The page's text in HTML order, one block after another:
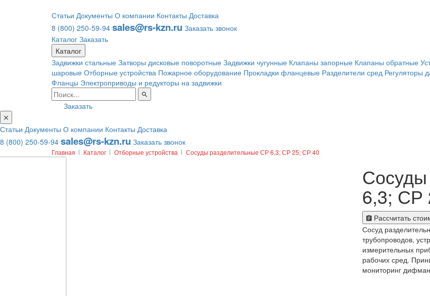
Статьи Документы О компании Контакты Доставка
8 (800) 250-59-94 sales@rs-kzn.ru Заказать звонок
Каталог Заказать
Каталог
Задвижки стальные Затворы дисковые поворотные Задвижки чугунные Клапаны запорные Клапаны обратные
шаровые Отборные устройства Пожарное оборудование Прокладки фланцевые Разделители сред Регуляторы
Фланцы Электроприводы и редукторы на задвижки
Заказать
Статьи Документы О компании Контакты Доставка
8 (800) 250-59-94 sales@rs-kzn.ru Заказать звонок
Главная Каталог Отборные устройства Сосуды разделительные СР 6,3; СР 25; СР 40
6,3; СР
Рассчитать
Сосуд
трубопроводов,
измерительных
рабочих сред.
мониторинг